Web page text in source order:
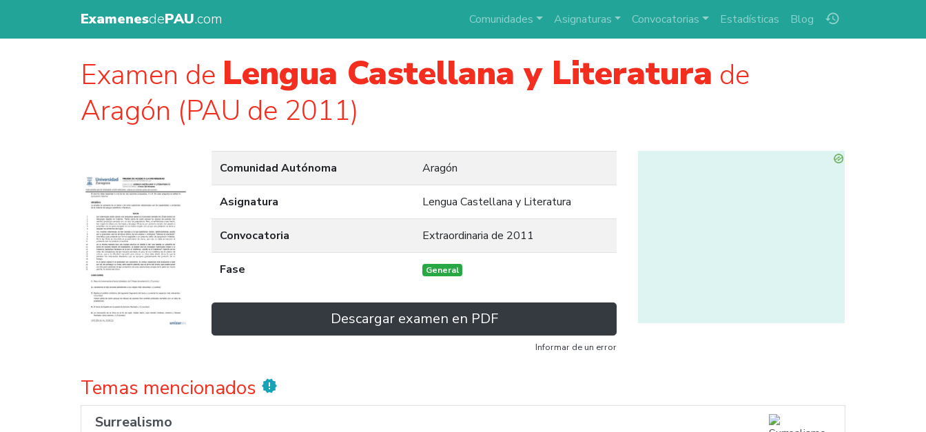
ExamenesdePAU.com history
Comunidades Asignaturas Convocatorias Estadísticas Blog
Examen de Lengua Castellana y Literatura de
Aragón (PAU de 2011)
Comunidad Autónoma Aragón
Asignatura Lengua Castellana y Literatura
Convocatoria Extraordinaria de 2011
Fase General
Descargar examen en PDF
Informar de un error
Temas mencionados new_releases
Surrealismo